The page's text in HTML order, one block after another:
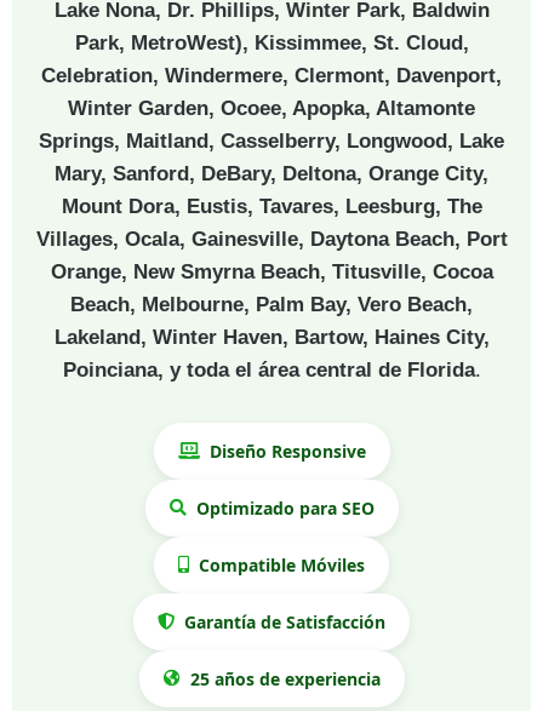
Lake Nona, Dr. Phillips, Winter Park, Baldwin
Park, MetroWest), Kissimmee, St. Cloud,
Celebration, Windermere, Clermont, Davenport,
Winter Garden, Ocoee, Apopka, Altamonte
Springs, Maitland, Casselberry, Longwood, Lake
Mary, Sanford, DeBary, Deltona, Orange City,
Mount Dora, Eustis, Tavares, Leesburg, The
Villages, Ocala, Gainesville, Daytona Beach, Port
Orange, New Smyrna Beach, Titusville, Cocoa
Beach, Melbourne, Palm Bay, Vero Beach,
Lakeland, Winter Haven, Bartow, Haines City,
Poinciana, y toda el área central de Florida.
Diseño Responsive
Optimizado para SEO
Compatible Móviles
Garantía de Satisfacción
25 años de experiencia